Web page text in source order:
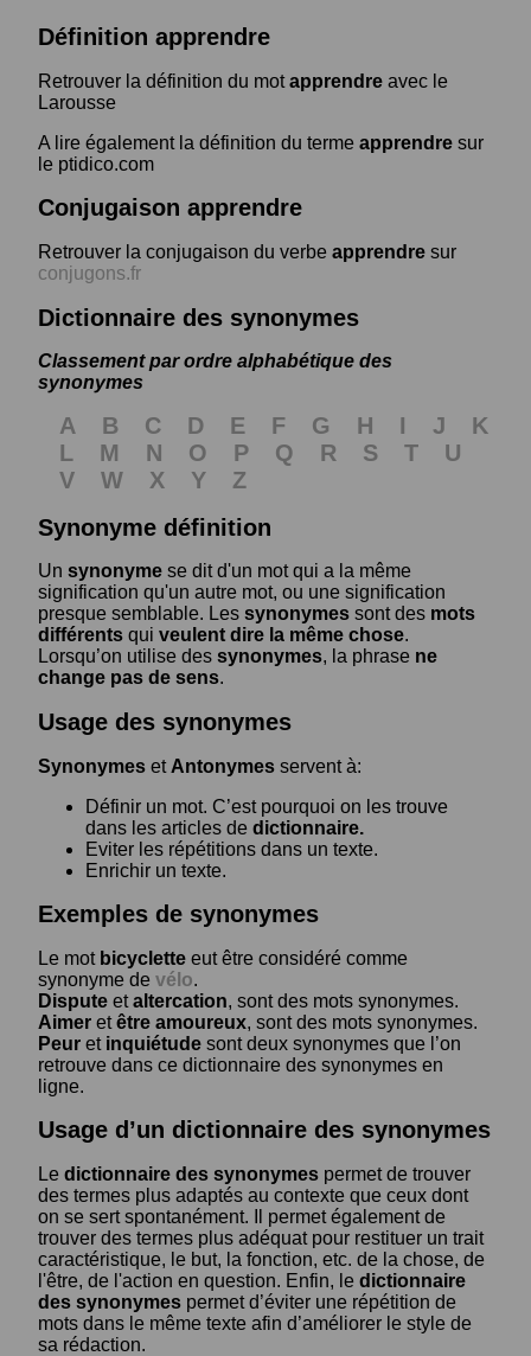
Définition apprendre
Retrouver la définition du motapprendre avec le
Larousse
A lire également la définition du terme apprendre sur
le ptidico.com
Conjugaison apprendre
Retrouver la conjugaison du verbe apprendre sur
conjugons.fr
Dictionnaire des synonymes
Classement par ordre alphabétique des
synonymes
A B C D E F G H I J
K
L
M N O P Q R S T
U
V
W X Y
Z
Synonyme définition
Un synonyme se dit d'un mot qui a la même
signification qu'un autre mot, ou une signification
presque semblable. Les synonymes sont des mots
différents qui veulent dire la même chose.
Lorsqu’on utilise des synonymes, la phrase ne
change pas de sens.
Usage des synonymes
Synonymes et Antonymes servent à:
Définir un mot. C’est pourquoi on les trouve
dans les articles de dictionnaire.
Eviter les répétitions dans un texte.
Enrichir un texte.
Exemples de synonymes
Le mot bicyclette eut être considéré comme
synonyme de vélo.
Dispute etaltercation, sont des mots synonymes.
Aimer etêtre amoureux, sont des mots synonymes.
Peur et inquiétude sont deux synonymes que l’on
retrouve dans ce dictionnaire des synonymes en
ligne.
Usage d’un dictionnaire des synonymes
Le dictionnaire des synonymes permet de trouver
des termes plus adaptés au contexte que ceux dont
on se sert spontanément. Il permet également de
trouver des termes plus adéquat pour restituer un trait
caractéristique, le but, la fonction, etc. de la chose, de
l'être, de l'action en question. Enfin, le dictionnaire
des synonymes permet d’éviter une répétition de
mots dans le même texte afin d’améliorer le style de
sa rédaction.